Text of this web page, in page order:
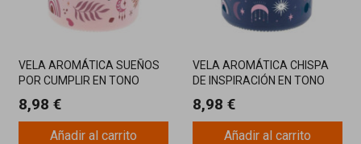
VELA AROMÁTICA SUEÑOS
POR CUMPLIR EN TONO
MOTIVADORA
8,98 €
Añadir al carrito
VELA AROMÁTICA CHISPA
DE INSPIRACIÓN EN TONO
ESTIMULANTE
8,98 €
Añadir al carrito